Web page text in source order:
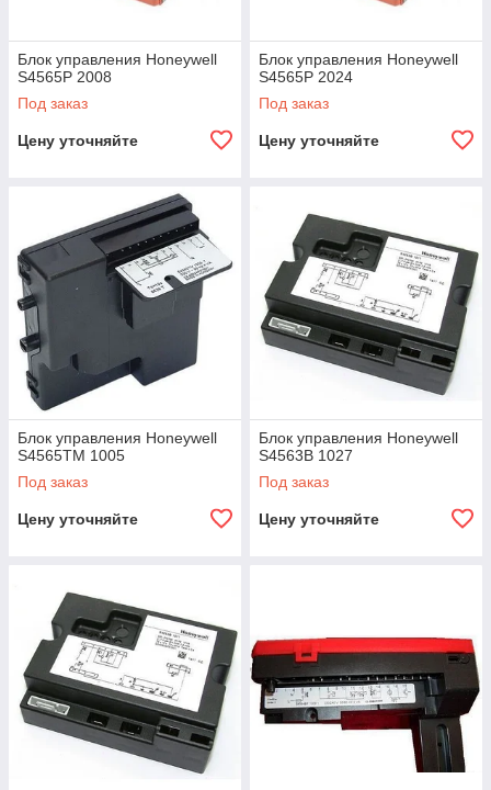
Блок управления Honeywell
S4565P 2008
Под заказ
Цену уточняйте
Блок управления Honeywell
S4565P 2024
Под заказ
Цену уточняйте
Блок управления Honeywell
S4565TM 1005
Под заказ
Цену уточняйте
Блок управления Honeywell
S4563B 1027
Под заказ
Цену уточняйте